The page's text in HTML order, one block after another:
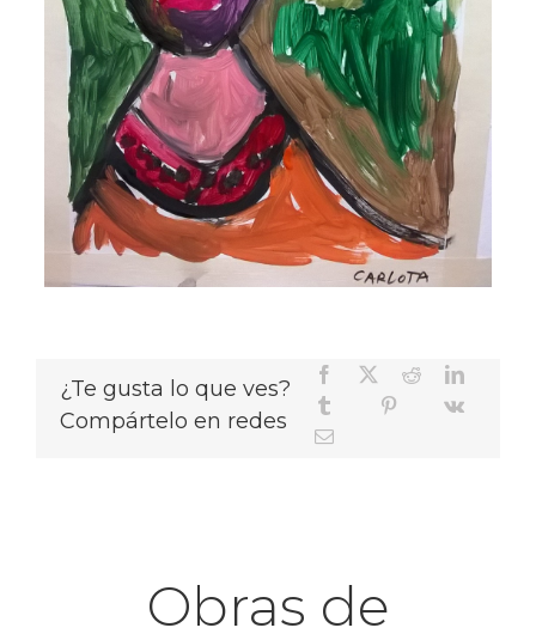
¿Te gusta lo que ves?
Compártelo en redes
Obras de